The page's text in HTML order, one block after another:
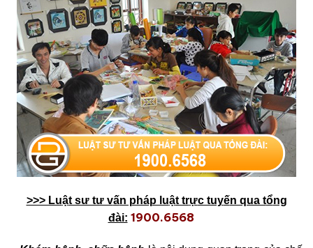
>>> Luật sư tư vấn pháp luật trực tuyến qua tổng
đài: 1900.6568